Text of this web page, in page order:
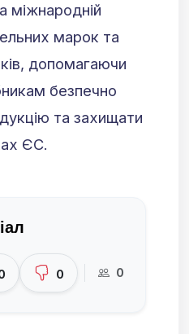
міжнародній
марок та
допомагаючи
безпечно
та захищати
ЄС.
0 0